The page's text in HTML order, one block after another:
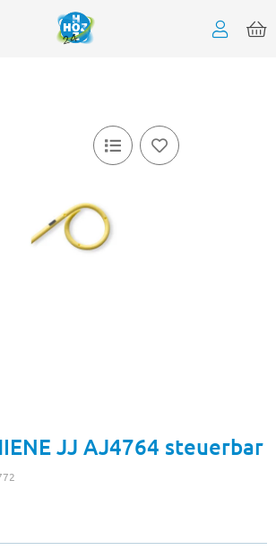
JJ AJ4764 steuerbar